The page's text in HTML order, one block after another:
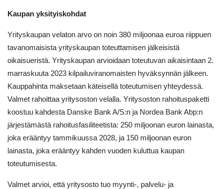
Kaupan yksityiskohdat
Yrityskaupan velaton arvo on noin 380 miljoonaa euroa riippuen
tavanomaisista yrityskaupan toteuttamisen jälkeisistä
oikaisueristä. Yrityskaupan arvioidaan toteutuvan aikaisintaan 2.
marraskuuta 2023 kilpailuviranomaisten hyväksynnän jälkeen.
Kauppahinta maksetaan käteisellä toteutumisen yhteydessä.
Valmet rahoittaa yritysoston velalla. Yritysoston rahoituspaketti
koostuu kahdesta Danske Bank A/S:n ja Nordea Bank Abp:n
järjestämästä rahoitusfasiliteetista: 250 miljoonan euron lainasta,
joka erääntyy tammikuussa 2028, ja 150 miljoonan euron
lainasta, joka erääntyy kahden vuoden kuluttua kaupan
toteutumisesta.
Valmet arvioi, että yritysosto tuo myynti-, palvelu- ja